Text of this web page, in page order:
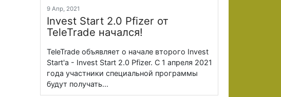
9 Апр, 2021
Invest Start 2.0 Pfizer от
TeleTrade начался!
TeleTrade объявляет о начале второго Invest
Start'a - Invest Start 2.0 Pfizer. С 1 апреля 2021
года участники специальной программы
будут получать...